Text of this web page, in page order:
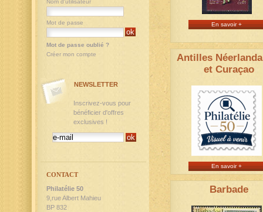
En savoir +
Antilles
et Curaçao
En savoir +
Barbade
Nom d'utilisateur
Mot de passe
Mot de passe oublié ?
Créer mon compte
NEWSLETTER
Inscrivez-vous pour
bénéficier d'offres
exclusives !
CONTACT
Philatélie 50
9,rue Albert Mahieu
BP 832